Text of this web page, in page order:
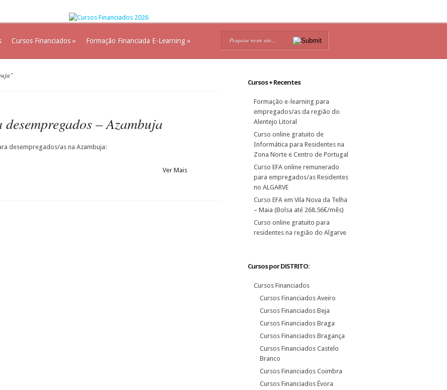
Cursos Financiados» Formação Financiada E-Learning »
– Azambuja
desempregados/as na Azambuja:
Ver Mais
Cursos + Recentes
Formação e-learning para
empregados/as da região do
Alentejo Litoral
Curso online gratuito de
Informática para Residentes na
Zona Norte e Centro de Portugal
Curso EFA online remunerado
para empregados/as Residentes
no ALGARVE
Curso EFA em Vila Nova da Telha
– Maia (Bolsa até 268.56€/mês)
Curso online gratuito para
residentes na região do Algarve
Cursos por DISTRITO:
Cursos Financiados
Cursos Financiados Aveiro
Cursos Financiados Beja
Cursos Financiados Braga
Cursos Financiados Bragança
Cursos Financiados Castelo
Branco
Cursos Financiados Coimbra
Cursos Financiados Évora